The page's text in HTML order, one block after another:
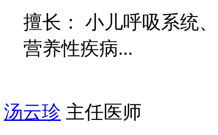
擅长： 小儿呼吸系统
营养性疾病...
汤云珍 主任医师